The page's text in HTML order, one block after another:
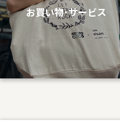
お買い物･サービス